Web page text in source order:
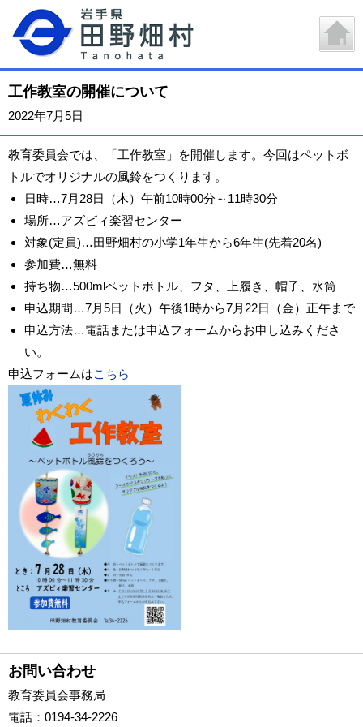
工作教室の開催について
2022年7月5日
教育委員会では、「工作教室」を開催します。今回はペットボ
トルでオリジナルの風鈴をつくります。
日時…7月28日（木）午前10時00分～11時30分
場所…アズビィ楽習センター
対象(定員)…田野畑村の小学1年生から6年生(先着20名)
参加費…無料
持ち物…500mlペットボトル、フタ、上履き、帽子、水筒
申込期間…7月5日（火）午後1時から7月22日（金）正午まで
申込方法…電話または申込フォームからお申し込みくださ
い。
申込フォームはこちら
お問い合わせ
教育委員会事務局
電話 ：0194-34-2226